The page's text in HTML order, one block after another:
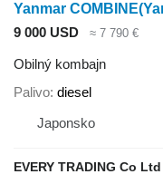
Yanmar
9 000 USD
≈ 7 790 €
Obilný kombajn
Palivo diesel
Japonsko
EVERY TRADING Co Ltd